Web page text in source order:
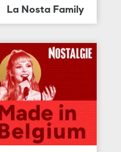
La Nosta Family